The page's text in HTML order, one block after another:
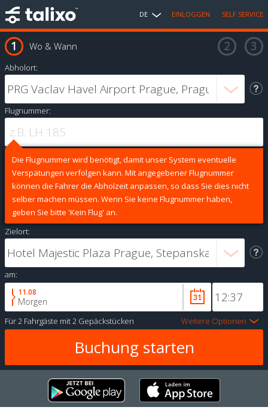
DE EINLOGGEN SELF SERVICE
Wo & Wann
Abholort:
Flugnummer:
Die Flugnummer wird benötigt, damit unser System eventuelle
Verspätungen verfolgen kann. Mit angegebener Flugnummer
können die Fahrer die Abholzeit anpassen, so dass Sie dies nicht
selber machen müssen. Wenn Sie keine Flugnummer haben,
geben Sie bitte 'Kein Flug' an.
Zielort:
am:
11.08
Morgen
Für2 Fahrgäste mit2 Gepäckstücken Weitere Optionen